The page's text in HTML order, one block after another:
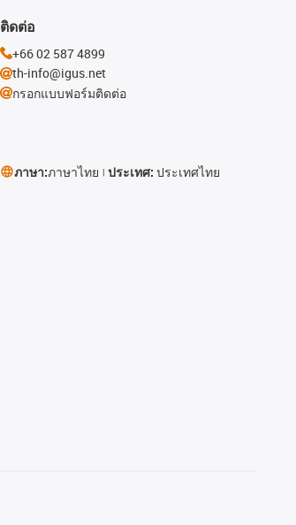
ติดต่อ
+66 02 587 4899
th-info@igus.net
กรอกแบบฟอร์มติดต่อ
ภาษา:ภาษาไทย ประเทศ: ประเทศไทย